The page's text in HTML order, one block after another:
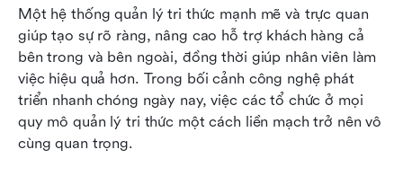
Một hệ thống quản lý tri thức mạnh mẽ và trực quan
giúp tạo sự rõ ràng, nâng cao hỗ trợ khách hàng cả
bên trong và bên ngoài, đồng thời giúp nhân viên làm
việc hiệu quả hơn. Trong bối cảnh công nghệ phát
triển nhanh chóng ngày nay, việc các tổ chức ở mọi
quy mô quản lý tri thức một cách liền mạch trở nên vô
cùng quan trọng.
cơ sở tri thức
Top 10 phần mềm cơ sở kiến thức hàng đầu vào
năm 2026
Cách chọn phần mềm cơ sở kiến thức phù hợp
Kết luận